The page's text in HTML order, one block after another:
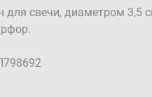
для свечи, диаметром 3,5